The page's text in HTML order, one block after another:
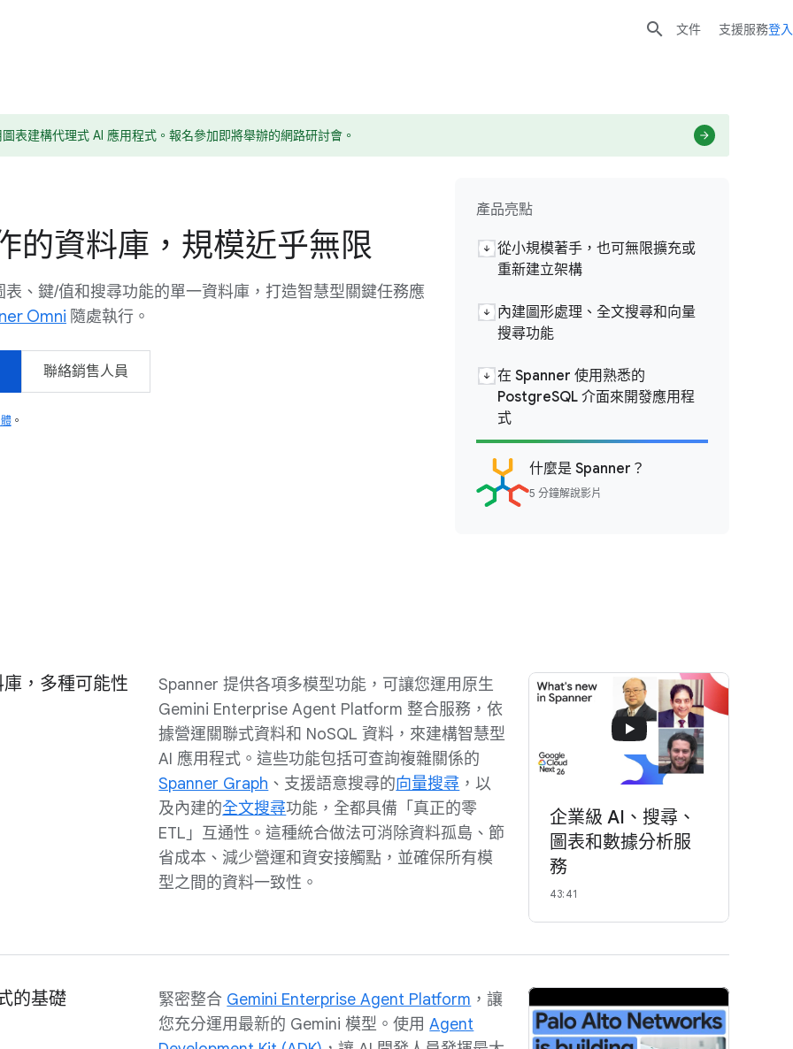
表建構代理式 AI 應用程式。報名參加即將舉辦的網路研討會。
的資料庫，規模近乎無限
、鍵/值和搜尋功能的單一資料庫，打造智慧型關鍵任務應
Omni 隨處執行。
聯絡銷售人員
。
產品亮點
從小規模著手，也可無限擴充或
重新建立架構
內建圖形處理、全文搜尋和向量
搜尋功能
在 Spanner 使用熟悉的
PostgreSQL 介面來開發應用程
式
什麼是 Spanner？
5 分鐘解說影片
，多種可能性
Spanner 提供各項多模型功能，可讓您運用原生
Gemini Enterprise Agent Platform 整合服務，依
據營運關聯式資料和 NoSQL 資料，來建構智慧型
AI 應用程式。這些功能包括可查詢複雜關係的
Spanner Graph 、支援語意搜尋的向量搜尋 ，以
及內建的全文搜尋功能，全都具備「真正的零
ETL」互通性。這種統合做法可消除資料孤島、節
省成本、減少營運和資安接觸點，並確保所有模
型之間的資料一致性。
企業級 AI、搜尋、
圖表和數據分析服
務
43:41
的基礎 緊密整合 Gemini Enterprise Agent Platform ，讓
您充分運用最新的 Gemini 模型。使用Agent
 文件 支援服務登入